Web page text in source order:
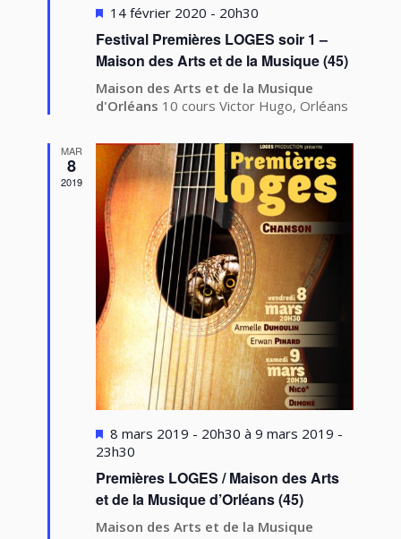
Mis
avant
14 février 2020 - 20h30
Festival Premières LOGES soir 1 –
Maison des Arts et de la Musique (45)
Maison des Arts et de la Musique
d'Orléans 10 cours Victor Hugo, Orléans
MAR
8
2019
Mis
en
avant
8 mars 2019 - 20h30 à9 mars 2019 -
23h30
Premières LOGES / Maison des Arts
et de la Musique d’Orléans (45)
Maison des Arts et de la Musique